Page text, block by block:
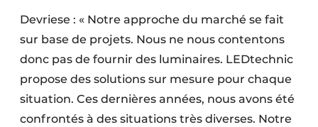
Devriese : « Notre approche du marché se fait
sur base de projets. Nous ne nous contentons
donc pas de fournir des luminaires. LEDtechnic
propose des solutions sur mesure pour chaque
situation. Ces dernières années, nous avons été
confrontés à des situations très diverses. Notre